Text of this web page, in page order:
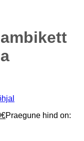
€Praegune hind on: